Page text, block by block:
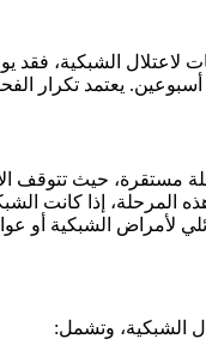
لاعتلال الشبكية،
يعتمد تكرار
المرحلة، إذا
لأمراض الشبكية أو
الشبكية، وتشمل: